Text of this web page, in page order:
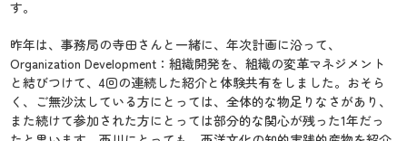
す。
昨年は、事務局の寺田さんと一緒に、年次計画に沿って、
Organization Development：組織開発を、組織の変革マネジメント
と結びつけて、4回の連続した紹介と体験共有をしました。おそら
く、ご無沙汰している方にとっては、全体的な物足りなさがあり、
また続けて参加された方にとっては部分的な関心が残った1年だっ